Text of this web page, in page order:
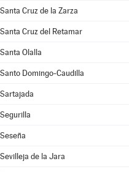
Santa Cruz de la Zarza
Santa Cruz del Retamar
Santa Olalla
Santo Domingo-Caudilla
Sartajada
Segurilla
Seseña
Sevilleja de la Jara